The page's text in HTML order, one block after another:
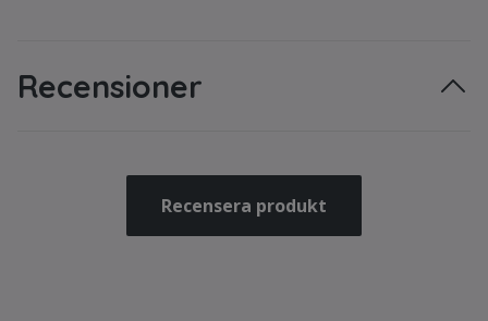
Recensioner
Recensera produkt